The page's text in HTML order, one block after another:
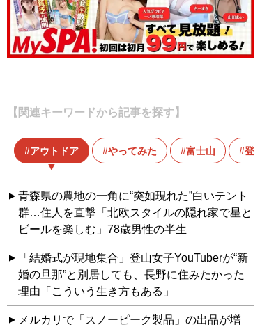
【関連キーワードから記事を探す】
アウトドア やってみた 富士山 登山
青森県の農地の一角に“突如現れた”白いテント
群…住人を直撃「北欧スタイルの隠れ家で星と
ビールを楽しむ」78歳男性の半生
「結婚式が現地集合」登山女子YouTuberが“新
婚の旦那”と別居しても、長野に住みたかった
理由「こういう生き方もある」
メルカリで「スノーピーク製品」の出品が増